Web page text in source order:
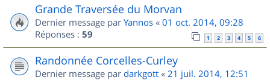
Grande Traversée du Morvan
Dernier message par Yannos « 01 oct. 2014, 09:28
Réponses : 59 1 2 3 4 5 6
Randonnée Corcelles-Curley
Dernier message par darkgott « 21 juil. 2014, 12:51